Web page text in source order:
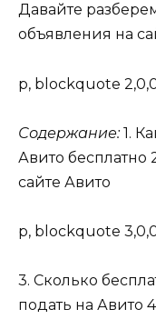
Давайте
объявления на
p, blockquote
Содержание:1.
Авито бесплатно
сайте Авито
p, blockquote
3. Сколько
подать на Авито